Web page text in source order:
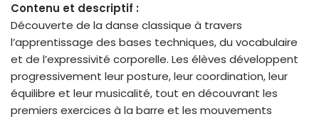
Contenu et descriptif :
Découverte de la danse classique à travers
l’apprentissage des bases techniques, du vocabulaire
et de l’expressivité corporelle. Les élèves développent
progressivement leur posture, leur coordination, leur
équilibre et leur musicalité, tout en découvrant les
premiers exercices à la barre et les mouvements